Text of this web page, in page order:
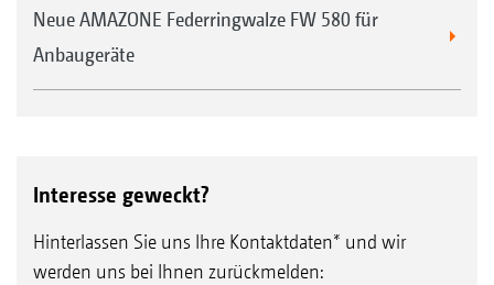
Neue AMAZONE Federringwalze FW 580 für
Anbaugeräte
Interesse geweckt?
Hinterlassen Sie uns Ihre Kontaktdaten* und wir
werden uns bei Ihnen zurückmelden: